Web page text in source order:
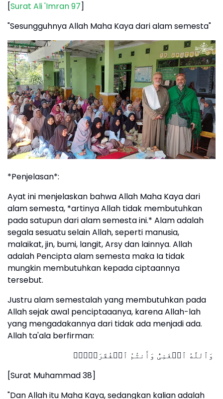
[Surat Ali 'Imran 97]
"Sesungguhnya Allah Maha Kaya dari alam semesta"
*Penjelasan*:
Ayat ini menjelaskan bahwa Allah Maha Kaya dari
alam semesta, *artinya Allah tidak membutuhkan
pada satupun dari alam semesta ini.* Alam adalah
segala sesuatu selain Allah, seperti manusia,
malaikat, jin, bumi, langit, Arsy dan lainnya. Allah
adalah Pencipta alam semesta maka Ia tidak
mungkin membutuhkan kepada ciptaannya
tersebut.
Justru alam semestalah yang membutuhkan pada
Allah sejak awal penciptaaanya, karena Allah-lah
yang mengadakannya dari tidak ada menjadi ada.
Allah ta'ala berfirman:
[Surat Muhammad 38]
"Dan Allah itu Maha Kaya, sedangkan kalian adalah